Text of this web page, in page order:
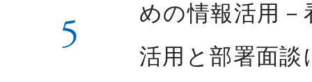
5
めの情報活用－
活用と部署面談